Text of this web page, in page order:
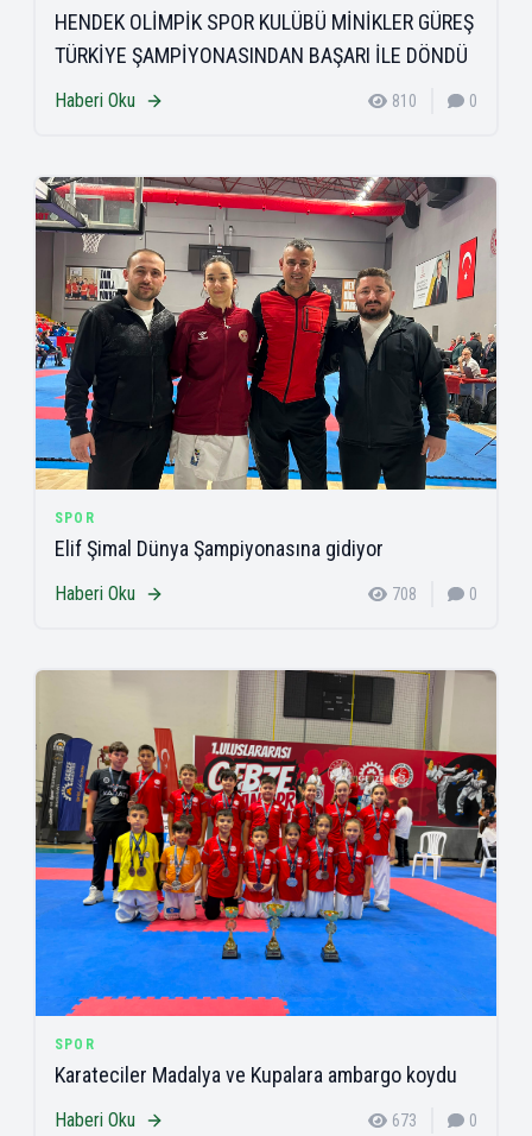
HENDEK OLİMPİK SPOR KULÜBÜ MİNİKLER GÜREŞ
TÜRKİYE ŞAMPİYONASINDAN BAŞARI İLE DÖNDÜ
Haberi Oku 810 0
SPOR
Elif Şimal Dünya Şampiyonasına gidiyor
Haberi Oku 708 0
SPOR
Karateciler Madalya ve Kupalara ambargo koydu
Haberi Oku 673 0